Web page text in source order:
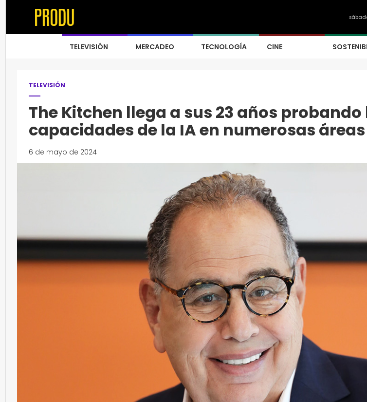
TELEVISIÓN MERCADEO TECNOLOGÍA CINE
TELEVISIÓN
The Kitchen llega a sus 23 años probando
capacidades de la IA en numerosas áreas
6 de mayo de 2024